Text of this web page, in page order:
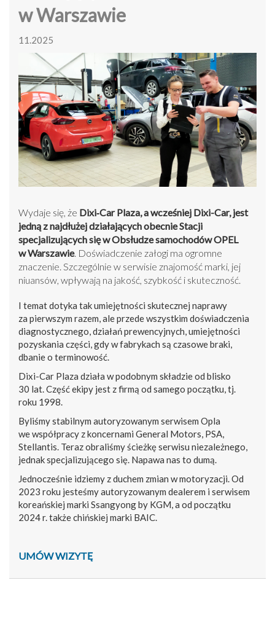
w Warszawie
11.2025
Wydaje się, że Dixi‑Car Plaza, a wcześniej Dixi-Car, jest
jedną z najdłużej działających obecnie Stacji
specjalizujących się w Obsłudze samochodów OPEL
w Warszawie. Doświadczenie załogi ma ogromne
znaczenie. Szczególnie w serwisie znajomość marki, jej
niuansów, wpływają na jakość, szybkość i skuteczność.
I temat dotyka tak umiejętności skutecznej naprawy
za pierwszym razem, ale przede wszystkim doświadczenia
diagnostycznego, działań prewencyjnych, umiejętności
pozyskania części, gdy w fabrykach są czasowe braki,
dbanie o terminowość.
Dixi-Car Plaza działa w podobnym składzie od blisko
30 lat. Część ekipy jest z firmą od samego początku, tj.
roku 1998.
Byliśmy stabilnym autoryzowanym serwisem Opla
we współpracy z koncernami General Motors, PSA,
Stellantis. Teraz obraliśmy ścieżkę serwisu niezależnego,
jednak specjalizującego się. Napawa nas to dumą.
Jednocześnie idziemy z duchem zmian w motoryzacji. Od
2023 roku jesteśmy autoryzowanym dealerem i serwisem
koreańskiej marki Ssangyong by KGM, a od początku
2024 r. także chińskiej marki BAIC.
UMÓW WIZYTĘ